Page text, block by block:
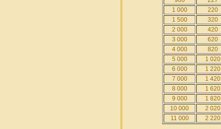
1 000
220
1 500
320
2 000
420
3 000
620
4 000
820
5 000
1 020
6 000
1 220
7 000
1 420
8 000
1 620
9 000
1 820
10 000
2 020
11 000
2 220